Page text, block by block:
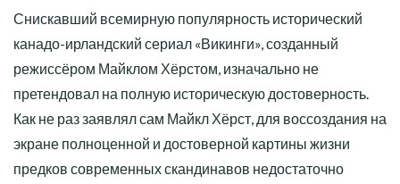
Снискавший всемирную популярность исторический
канадо-ирландский сериал «Викинги», созданный
режиссёром Майклом Хёрстом, изначально не
претендовал на полную историческую достоверность.
Как не раз заявлял сам Майкл Хёрст, для воссоздания на
экране полноценной и достоверной картины жизни
предков современных скандинавов недостаточно